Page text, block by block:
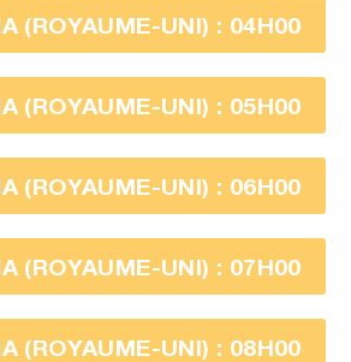
(ROYAUME-UNI) : 04H00
(ROYAUME-UNI) : 05H00
(ROYAUME-UNI) : 06H00
(ROYAUME-UNI) : 07H00
(ROYAUME-UNI) : 08H00